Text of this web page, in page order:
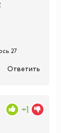
27
Ответить
+1